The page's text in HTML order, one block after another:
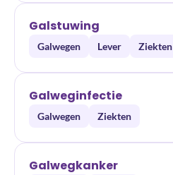
Galstuwing
Galwegen Lever Ziekten
Galweginfectie
Galwegen Ziekten
Galwegkanker